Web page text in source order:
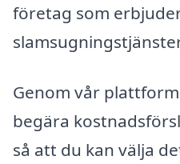
företag som
Genom vår
begära
så att du kan välja